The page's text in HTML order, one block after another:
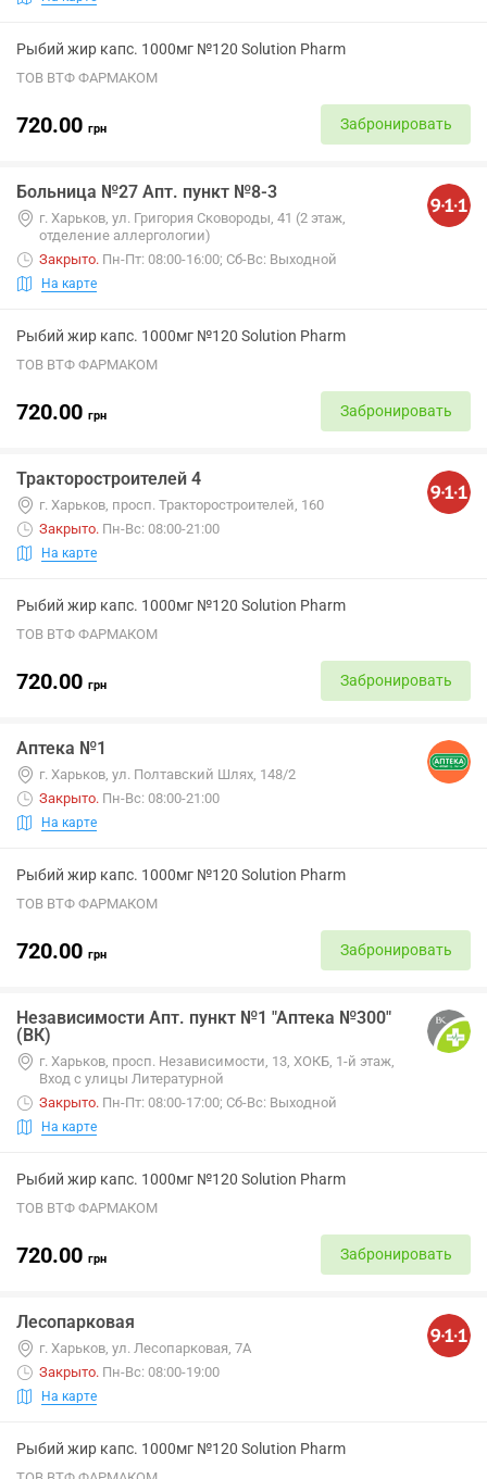
Рыбий жир капс. 1000мг №120 Solution Pharm
ТОВ ВТФ ФАРМАКОМ
720.00 грн Забронировать
Больница №27 Апт. пункт №8-3
г. Харьков, ул. Григория Сковороды, 41 (2 этаж,
отделение аллергологии)
Закрыто. Пн-Пт: 08:00-16:00; Сб-Вс: Выходной
На карте
Рыбий жир капс. 1000мг №120 Solution Pharm
ТОВ ВТФ ФАРМАКОМ
720.00 грн Забронировать
Тракторостроителей 4
г. Харьков, просп. Тракторостроителей, 160
Закрыто. Пн-Вс: 08:00-21:00
На карте
Рыбий жир капс. 1000мг №120 Solution Pharm
ТОВ ВТФ ФАРМАКОМ
720.00 грн Забронировать
Аптека №1
г. Харьков, ул. Полтавcкий Шлях, 148/2
Закрыто. Пн-Вс: 08:00-21:00
На карте
Рыбий жир капс. 1000мг №120 Solution Pharm
ТОВ ВТФ ФАРМАКОМ
720.00 грн Забронировать
Независимости Апт. пункт №1 "Аптека №300"
(ВК)
г. Харьков, просп. Независимости, 13, ХОКБ, 1-й этаж,
Вход с улицы Литературной
Закрыто. Пн-Пт: 08:00-17:00; Сб-Вс: Выходной
На карте
Рыбий жир капс. 1000мг №120 Solution Pharm
ТОВ ВТФ ФАРМАКОМ
720.00 грн Забронировать
Лесопарковая
г. Харьков, ул. Лесопарковая, 7А
Закрыто. Пн-Вс: 08:00-19:00
На карте
Рыбий жир капс. 1000мг №120 Solution Pharm